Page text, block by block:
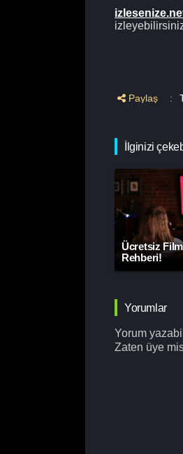
Paylaş :
İlginizi
Ücretsiz
Rehberi!
Yorumlar
Yorum
Zaten üye